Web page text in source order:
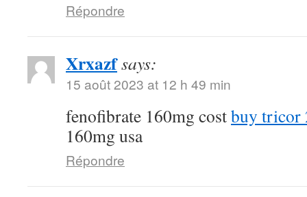
Répondre
Xrxazfsays:
15 août 2023 at 12 h 49 min
fenofibrate 160mg costbuy tricor
160mg usa
Répondre